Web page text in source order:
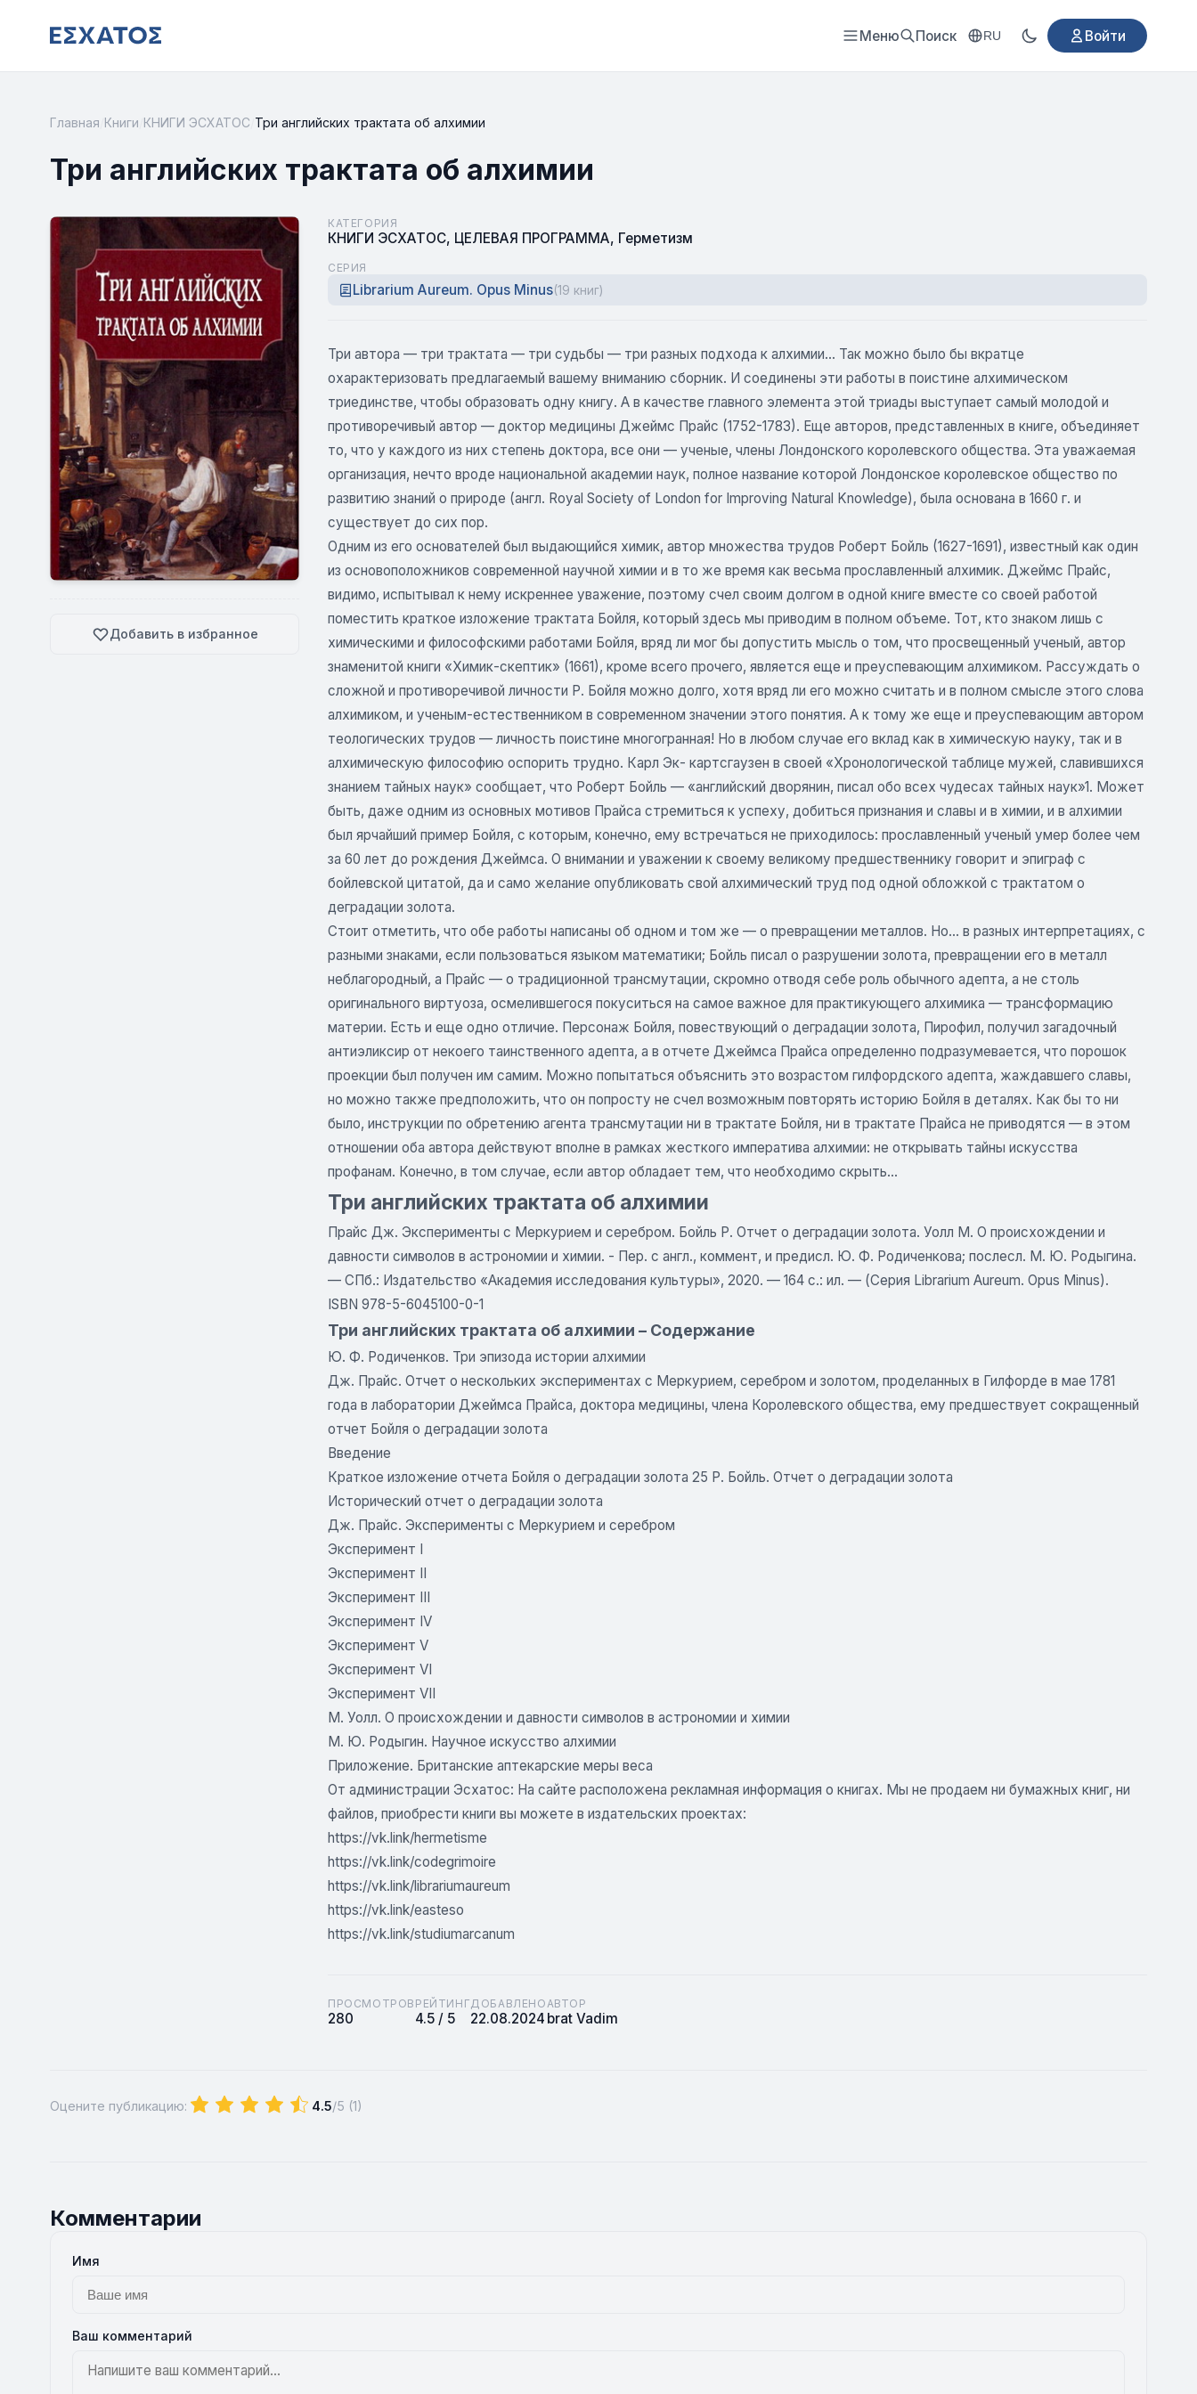
Меню Поиск RU Войти
Главная Книги КНИГИ ЭСХАТОС Три английских трактата об алхимии
Три английских трактата об алхимии
Добавить в избранное
КАТЕГОРИЯ
КНИГИ ЭСХАТОС, ЦЕЛЕВАЯ ПРОГРАММА, Герметизм
СЕРИЯ
Librarium Aureum. Opus Minus(19 книг)
Три автора — три трактата — три судьбы — три разных подхода к алхимии... Так можно было бы вкратце
охарактеризовать предлагаемый вашему вниманию сборник. И соединены эти работы в поистине алхимическом
триединстве, чтобы образовать одну книгу. А в качестве главного элемента этой триады выступает самый молодой и
противоречивый автор — доктор медицины Джеймс Прайс (1752-1783). Еще авторов, представленных в книге, объединяет
то, что у каждого из них степень доктора, все они — ученые, члены Лондонского королевского общества. Эта уважаемая
организация, нечто вроде национальной академии наук, полное название которой Лондонское королевское общество по
развитию знаний о природе (англ. Royal Society of London for Improving Natural Knowledge), была основана в 1660 г. и
существует до сих пор.
Одним из его основателей был выдающийся химик, автор множества трудов Роберт Бойль (1627-1691), известный как один
из основоположников современной научной химии и в то же время как весьма прославленный алхимик. Джеймс Прайс,
видимо, испытывал к нему искреннее уважение, поэтому счел своим долгом в одной книге вместе со своей работой
поместить краткое изложение трактата Бойля, который здесь мы приводим в полном объеме. Тот, кто знаком лишь с
химическими и философскими работами Бойля, вряд ли мог бы допустить мысль о том, что просвещенный ученый, автор
знаменитой книги «Химик-скептик» (1661), кроме всего прочего, является еще и преуспевающим алхимиком. Рассуждать о
сложной и противоречивой личности Р. Бойля можно долго, хотя вряд ли его можно считать и в полном смысле этого слова
алхимиком, и ученым-естественником в современном значении этого понятия. А к тому же еще и преуспевающим автором
теологических трудов — личность поистине многогранная! Но в любом случае его вклад как в химическую науку, так и в
алхимическую философию оспорить трудно. Карл Эк- картсгаузен в своей «Хронологической таблице мужей, славившихся
знанием тайных наук» сообщает, что Роберт Бойль — «английский дворянин, писал обо всех чудесах тайных наук»1. Может
быть, даже одним из основных мотивов Прайса стремиться к успеху, добиться признания и славы и в химии, и в алхимии
был ярчайший пример Бойля, с которым, конечно, ему встречаться не приходилось: прославленный ученый умер более чем
за 60 лет до рождения Джеймса. О внимании и уважении к своему великому предшественнику говорит и эпиграф с
бойлевской цитатой, да и само желание опубликовать свой алхимический труд под одной обложкой с трактатом о
деградации золота.
Стоит отметить, что обе работы написаны об одном и том же — о превращении металлов. Но... в разных интерпретациях, с
разными знаками, если пользоваться языком математики; Бойль писал о разрушении золота, превращении его в металл
неблагородный, а Прайс — о традиционной трансмутации, скромно отводя себе роль обычного адепта, а не столь
оригинального виртуоза, осмелившегося покуситься на самое важное для практикующего алхимика — трансформацию
материи. Есть и еще одно отличие. Персонаж Бойля, повествующий о деградации золота, Пирофил, получил загадочный
антиэликсир от некоего таинственного адепта, а в отчете Джеймса Прайса определенно подразумевается, что порошок
проекции был получен им самим. Можно попытаться объяснить это возрастом гилфордского адепта, жаждавшего славы,
но можно также предположить, что он попросту не счел возможным повторять историю Бойля в деталях. Как бы то ни
было, инструкции по обретению агента трансмутации ни в трактате Бойля, ни в трактате Прайса не приводятся — в этом
отношении оба автора действуют вполне в рамках жесткого императива алхимии: не открывать тайны искусства
профанам. Конечно, в том случае, если автор обладает тем, что необходимо скрыть...
Три английских трактата об алхимии
Прайс Дж. Эксперименты с Меркурием и серебром. Бойль Р. Отчет о деградации золота. Уолл М. О происхождении и
давности символов в астрономии и химии. - Пер. с англ., коммент, и предисл. Ю. Ф. Родиченкова; послесл. М. Ю. Родыгина.
— СПб.: Издательство «Академия исследования культуры», 2020. — 164 с.: ил. — (Серия Librarium Aureum. Opus Minus).
ISBN 978-5-6045100-0-1
Три английских трактата об алхимии – Содержание
Ю. Ф. Родиченков. Три эпизода истории алхимии
Дж. Прайс. Отчет о нескольких экспериментах с Меркурием, серебром и золотом, проделанных в Гилфорде в мае 1781
года в лаборатории Джеймса Прайса, доктора медицины, члена Королевского общества, ему предшествует сокращенный
отчет Бойля о деградации золота
Введение
Краткое изложение отчета Бойля о деградации золота 25 Р. Бойль. Отчет о деградации золота
Исторический отчет о деградации золота
Дж. Прайс. Эксперименты с Меркурием и серебром
Эксперимент I
Эксперимент II
Эксперимент III
Эксперимент IV
Эксперимент V
Эксперимент VI
Эксперимент VII
М. Уолл. О происхождении и давности символов в астрономии и химии
М. Ю. Родыгин. Научное искусство алхимии
Приложение. Британские аптекарские меры веса
От администрации Эсхатос: На сайте расположена рекламная информация о книгах. Мы не продаем ни бумажных книг, ни
файлов, приобрести книги вы можете в издательских проектах:
https://vk.link/hermetisme
https://vk.link/codegrimoire
https://vk.link/librariumaureum
https://vk.link/easteso
https://vk.link/studiumarcanum
ПРОСМОТРОВ
280
РЕЙТИНГ
4.5 / 5
ДОБАВЛЕНО
22.08.2024
АВТОР
brat Vadim
Оцените публикацию: 4.5/5 (1)
Комментарии
Имя
Ваш комментарий